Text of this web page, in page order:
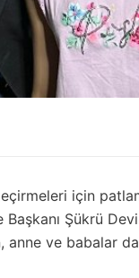
için
Başkanı Şükrü
ve babalar